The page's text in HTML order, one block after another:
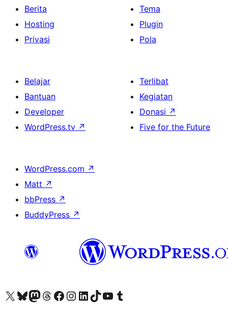
Berita
Hosting
Privasi
Tema
Plugin
Pola
Belajar
Bantuan
Developer
WordPress.tv ↗
Terlibat
Kegiatan
Donasi ↗
Five for the Future
WordPress.com ↗
Matt ↗
bbPress ↗
BuddyPress ↗
Kunjungi akun X (sebelumnya Twitter) kamiVisit our Bluesky account
Kunjungi akun Mastodon kami
Visit our Threads account
Kunjungi halaman Facebook kamiKunjungi akun Instagram kamiKunjungi akun LinkedIn kami
Visit our TikTok account
Kunjungi channel YouTube kamiVisit our Tumblr account